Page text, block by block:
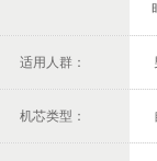
适用人群：
机芯类型：